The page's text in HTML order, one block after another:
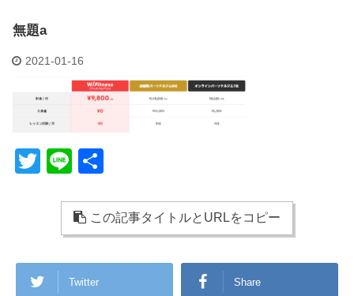
無題a
2021-01-16
T
er
Li
e この記事タイトルとURLをコピー
Twitter Share